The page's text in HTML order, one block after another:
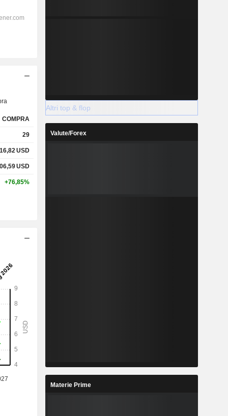
COMPRA
29
USD
USD
+76,85%
Altri top & flop
Valute/Forex
Materie Prime